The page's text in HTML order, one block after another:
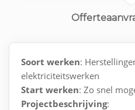
Soort werken:
elektriciteitswerken
Start werken: Zo snel
Projectbeschrijving: